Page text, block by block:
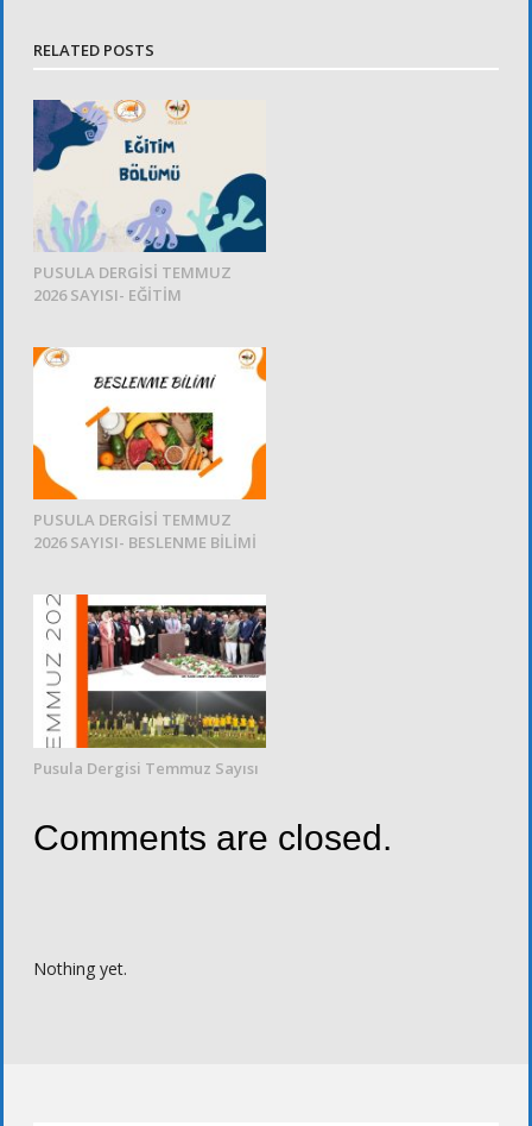
RELATED POSTS
PUSULA DERGİSİ TEMMUZ
2026 SAYISI- EĞİTİM
PUSULA DERGİSİ TEMMUZ
2026 SAYISI- BESLENME BİLİMİ
Pusula Dergisi Temmuz Sayısı
Comments are closed.
Nothing yet.